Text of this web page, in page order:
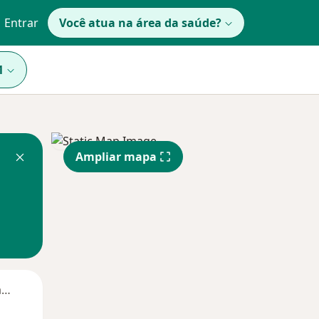
Entrar Você atua na área da saúde?
Segunda-feira
Ampliar mapa